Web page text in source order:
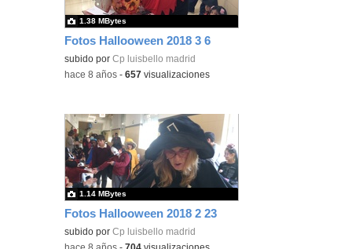
Fotos Hallooween 2018 3 6
subido porCp luisbello madrid
1.38 MBytes
-hace 8 años -657 visualizaciones
Fotos Hallooween 2018 2 23
subido porCp luisbello madrid
1.14 MBytes